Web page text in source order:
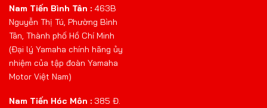
Nam Tiến Bình Tân : 463B
Nguyễn Thị Tú, Phường Bình
Tân, Thành phố Hồ Chí Minh
(Đại lý Yamaha chính hãng ủy
nhiệm của tập đoàn Yamaha
Motor Việt Nam)
Nam Tiến Hóc Môn : 385 Đ.